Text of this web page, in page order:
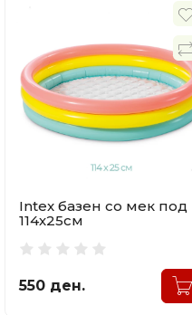
Intex базен со мек под
114х25см
550 ден.